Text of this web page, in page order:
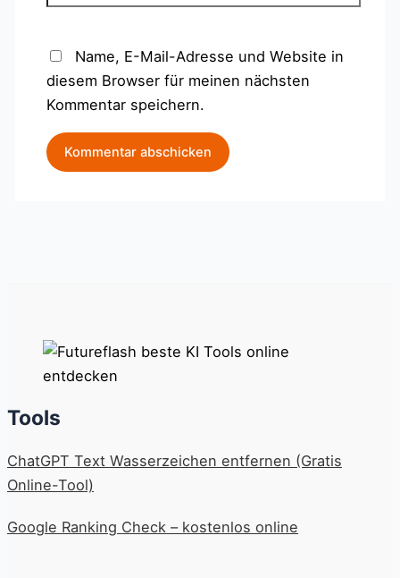
Name, E-Mail-Adresse und Website in
diesem Browser für meinen nächsten
Kommentar speichern.
Tools
ChatGPT Text Wasserzeichen entfernen (Gratis
Online-Tool)
Google Ranking Check – kostenlos online